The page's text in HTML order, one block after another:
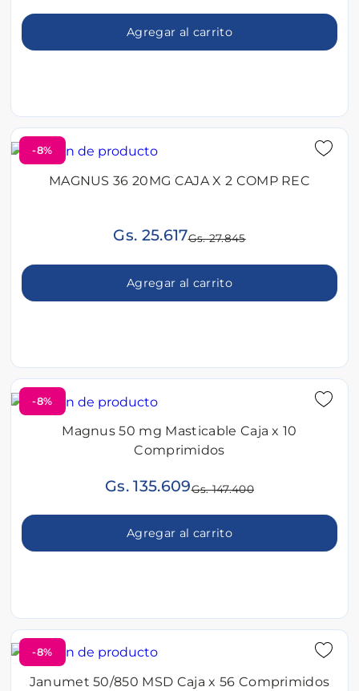
Agregar al carrito
-8%
MAGNUS 36 20MG CAJA X 2 COMP REC
Gs. 25.617Gs. 27.845
Agregar al carrito
-8%
Magnus 50 mg Masticable Caja x 10
Comprimidos
Gs. 135.609Gs. 147.400
Agregar al carrito
-8%
Janumet 50/850 MSD Caja x 56 Comprimidos